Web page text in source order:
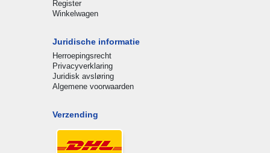
Register
Winkelwagen
Juridische informatie
Herroepingsrecht
Privacyverklaring
Juridisk avsløring
Algemene voorwaarden
Verzending